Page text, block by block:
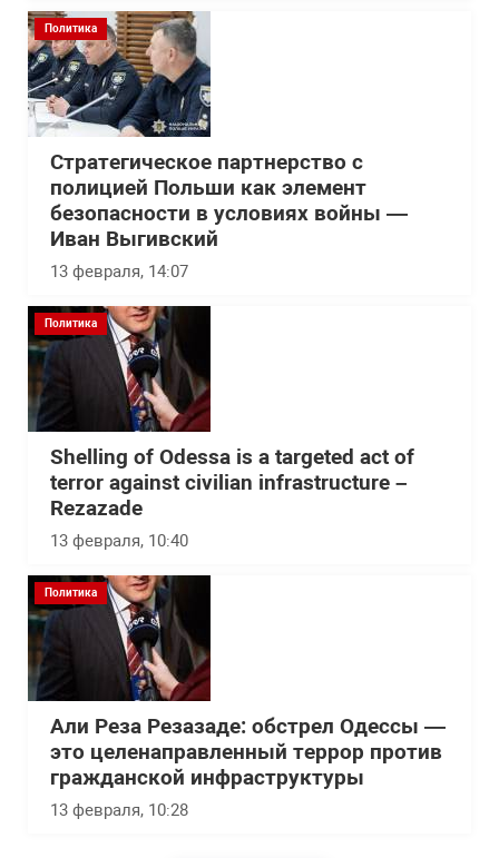
Политика
Стратегическое партнерство с
полицией Польши как элемент
безопасности в условиях войны —
Иван Выгивский
13 февраля, 14:07
Политика
Shelling of Odessa is a targeted act of
terror against civilian infrastructure –
Rezazade
13 февраля, 10:40
Политика
Али Реза Резазаде: обстрел Одессы —
это целенаправленный террор против
гражданской инфраструктуры
13 февраля, 10:28